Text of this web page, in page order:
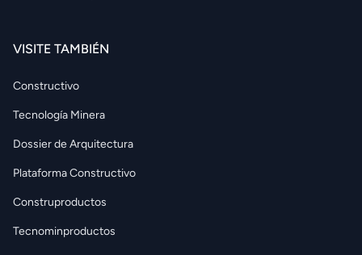
VISITE TAMBIÉN
Constructivo
Tecnología Minera
Dossier de Arquitectura
Plataforma Constructivo
Construproductos
Tecnominproductos